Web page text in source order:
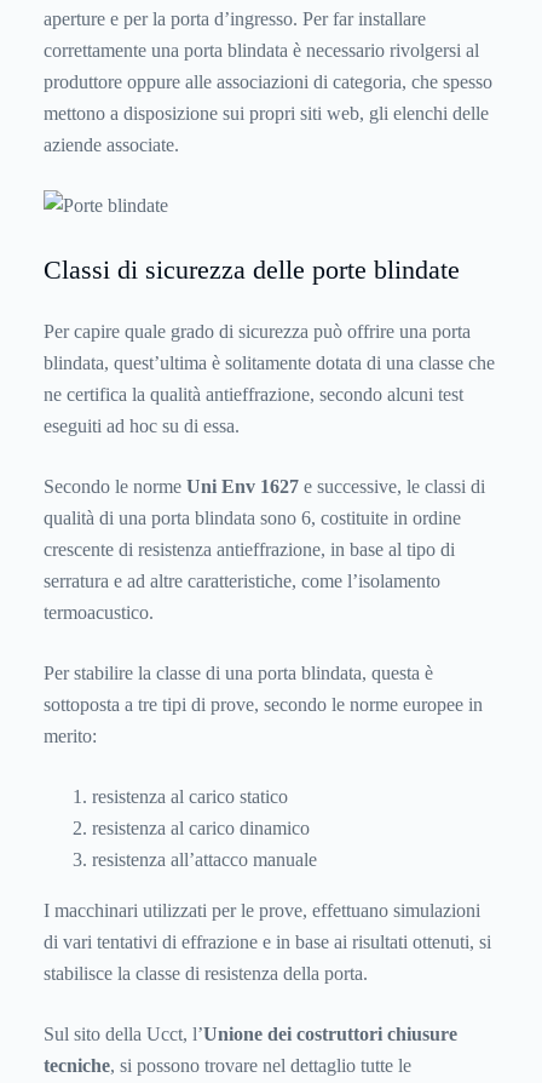
aperture e per la porta d’ingresso. Per far installare
correttamente una porta blindata è necessario rivolgersi al
produttore oppure alle associazioni di categoria, che spesso
mettono a disposizione sui propri siti web, gli elenchi delle
aziende associate.
Classi di sicurezza delle porte blindate
Per capire quale grado di sicurezza può offrire una porta
blindata, quest’ultima è solitamente dotata di una classe che
ne certifica la qualità antieffrazione, secondo alcuni test
eseguiti ad hoc su di essa.
Secondo le norme Uni Env 1627 e successive, le classi di
qualità di una porta blindata sono 6, costituite in ordine
crescente di resistenza antieffrazione, in base al tipo di
serratura e ad altre caratteristiche, come l’isolamento
termoacustico.
Per stabilire la classe di una porta blindata, questa è
sottoposta a tre tipi di prove, secondo le norme europee in
merito:
resistenza al carico statico
resistenza al carico dinamico
resistenza all’attacco manuale
I macchinari utilizzati per le prove, effettuano simulazioni
di vari tentativi di effrazione e in base ai risultati ottenuti, si
stabilisce la classe di resistenza della porta.
Sul sito della Ucct, l’Unione dei costruttori chiusure
tecniche, si possono trovare nel dettaglio tutte le